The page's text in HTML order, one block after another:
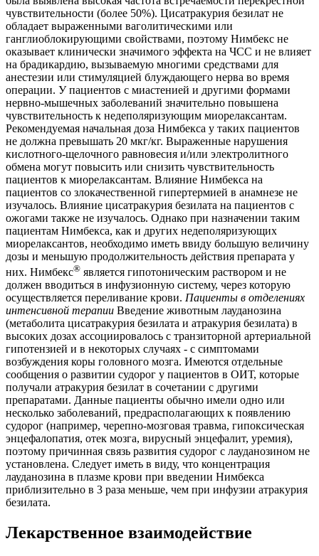
чувствительности (более 50%). Цисатракурия безилат не
обладает выраженными ваголитическими или
ганглиоблокирующими свойствами, поэтому Нимбекс не
оказывает клинически значимого эффекта на ЧСС и не влияет
на брадикардию, вызываемую многими средствами для
анестезии или стимуляцией блуждающего нерва во время
операции. У пациентов с миастенией и другими формами
нервно-мышечных заболеваний значительно повышена
чувствительность к недеполяризующим миорелаксантам.
Рекомендуемая начальная доза Нимбекса у таких пациентов
не должна превышать 20 мкг/кг. Выраженные нарушения
кислотного-щелочного равновесия и/или электролитного
обмена могут повысить или снизить чувствительность
пациентов к миорелаксантам. Влияние Нимбекса на
пациентов со злокачественной гипертермией в анамнезе не
изучалось. Влияние цисатракурия безилата на пациентов с
ожогами также не изучалось. Однако при назначении таким
пациентам Нимбекса, как и других недеполяризующих
миорелаксантов, необходимо иметь ввиду большую величину
дозы и меньшую продолжительность действия препарата у
них. Нимбекс® является гипотоническим раствором и не
должен вводиться в инфузионную систему, через которую
осуществляется переливание крови. Пациенты в отделениях
интенсивной терапии Введение животным лауданозина
(метаболита цисатракурия безилата и атракурия безилата) в
высоких дозах ассоциировалось с транзиторной артериальной
гипотензией и в некоторых случаях - с симптомами
возбуждения коры головного мозга. Имеются отдельные
сообщения о развитии судорог у пациентов в ОИТ, которые
получали атракурия безилат в сочетании с другими
препаратами. Данные пациенты обычно имели одно или
несколько заболеваний, предрасполагающих к появлению
судорог (например, черепно-мозговая травма, гипоксическая
энцефалопатия, отек мозга, вирусный энцефалит, уремия),
поэтому причинная связь развития судорог с лауданозином не
установлена. Следует иметь в виду, что концентрация
лауданозина в плазме крови при введении Нимбекса
приблизительно в 3 раза меньше, чем при инфузии атракурия
безилата.
Лекарственное взаимодействие